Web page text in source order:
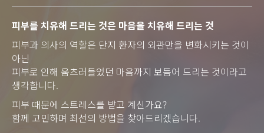
피부를 치유해 드리는 것은 마음을 치유해 드리는 것
피부과 의사의 역할은 단지 환자의 외관만을 변화시키는 것이
아닌
피부로 인해 움츠러들었던 마음까지 보듬어 드리는 것이라고
생각합니다.
피부 때문에 스트레스를 받고 계신가요?
함께 고민하며 최선의 방법을 찾아드리겠습니다.